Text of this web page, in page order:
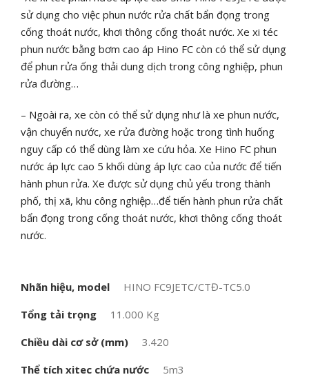
sử dụng cho việc phun nước rửa chất bẩn đọng trong
cống thoát nước, khơi thông cống thoát nước. Xe xi téc
phun nước bằng bơm cao áp Hino FC còn có thể sử dụng
để phun rửa ống thải dung dịch trong công nghiệp, phun
rửa đường…
– Ngoài ra, xe còn có thể sử dụng như là xe phun nước,
vận chuyển nước, xe rửa đường hoặc trong tình huống
nguy cấp có thể dùng làm xe cứu hỏa. Xe Hino FC phun
nước áp lực cao 5 khối dùng áp lực cao của nước để tiến
hành phun rửa. Xe được sử dụng chủ yếu trong thành
phố, thị xã, khu công nghiệp…để tiến hành phun rửa chất
bẩn đọng trong cống thoát nước, khơi thông cống thoát
nước.
Nhãn hiệu, model
HINO FC9JETC/CTĐ-TC5.0
Tổng tải trọng
11.000 Kg
Chiều dài cơ sở (mm)
3.420
Thể tích xitec chứa nước
5m3